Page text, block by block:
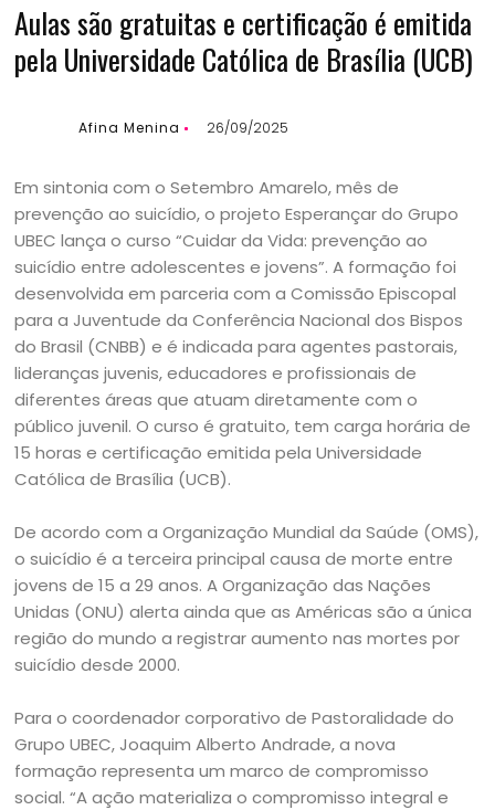
Aulas são gratuitas e certificação é emitida
pela Universidade Católica de Brasília (UCB)
Afina Menina 26/09/2025
Em sintonia com o Setembro Amarelo, mês de
prevenção ao suicídio, o projeto Esperançar do Grupo
UBEC lança o curso “Cuidar da Vida: prevenção ao
suicídio entre adolescentes e jovens”. A formação foi
desenvolvida em parceria com a Comissão Episcopal
para a Juventude da Conferência Nacional dos Bispos
do Brasil (CNBB) e é indicada para agentes pastorais,
lideranças juvenis, educadores e profissionais de
diferentes áreas que atuam diretamente com o
público juvenil. O curso é gratuito, tem carga horária de
15 horas e certificação emitida pela Universidade
Católica de Brasília (UCB).
De acordo com a Organização Mundial da Saúde (OMS),
o suicídio é a terceira principal causa de morte entre
jovens de 15 a 29 anos. A Organização das Nações
Unidas (ONU) alerta ainda que as Américas são a única
região do mundo a registrar aumento nas mortes por
suicídio desde 2000.
Para o coordenador corporativo de Pastoralidade do
Grupo UBEC, Joaquim Alberto Andrade, a nova
formação representa um marco de compromisso
social. “A ação materializa o compromisso integral e